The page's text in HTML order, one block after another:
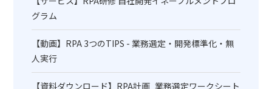
グラム
【動画】RPA 3つのTIPS - 業務選定・開発標準化・無
人実行
【資料ダウンロード】RPA計画_業務選定ワークシート